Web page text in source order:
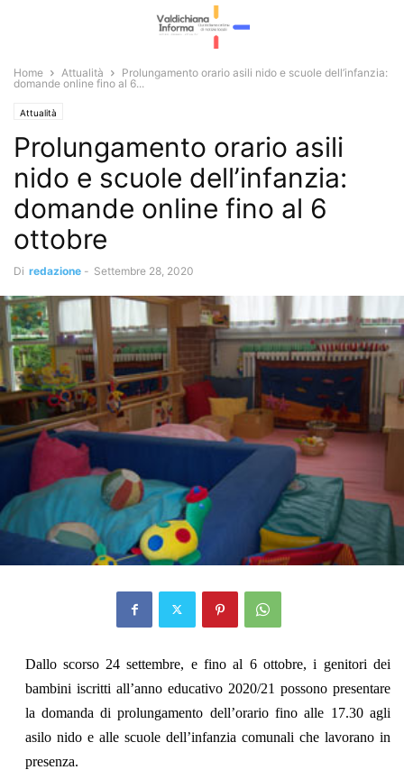
Home Attualità
Prolungamento orario asili nido e scuole dell’infanzia:
domande online fino al 6...
Attualità
Prolungamento orario asili
nido e scuole dell’infanzia:
domande online fino al 6
ottobre
Di redazione - Settembre 28, 2020
Dallo scorso 24 settembre, e fino al 6 ottobre, i genitori dei
bambini iscritti all’anno educativo 2020/21 possono presentare
la domanda di prolungamento dell’orario fino alle 17.30 agli
asilo nido e alle scuole dell’infanzia comunali che lavorano in
presenza.